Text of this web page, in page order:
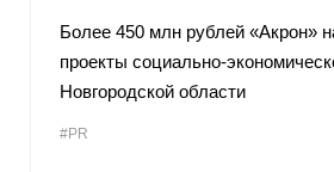
Более 450 млн рублей «Акрон»
проекты социально-
Новгородской области
#PR